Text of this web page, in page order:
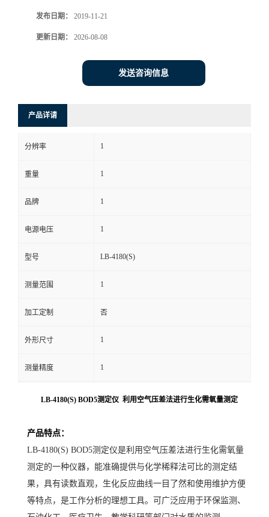
系
方
式
发布日期： 2019-11-21
更新日期： 2026-08-08
发送咨询信息
产品详请
分辨率 1
重量 1
品牌 1
电源电压 1
型号 LB-4180(S)
测量范围 1
加工定制 否
外形尺寸 1
测量精度 1
LB-4180(S) BOD5测定仪 利用空气压差法进行生化需氧量测定
产品特点：
LB-4180(S) BOD5测定仪是利用空气压差法进行生化需氧量
测定的一种仪器，能准确提供与化学稀释法可比的测定结
果，具有读数直观，生化反应曲线一目了然和使用维护方便
等特点，是工作分析的理想工具。可广泛应用于环保监测、